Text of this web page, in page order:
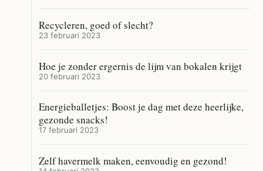
Recycleren, goed of slecht?
23 februari 2023
Hoe je zonder ergernis de lijm van bokalen krijgt
20 februari 2023
Energieballetjes: Boost je dag met deze heerlijke,
gezonde snacks!
17 februari 2023
Zelf havermelk maken, eenvoudig en gezond!